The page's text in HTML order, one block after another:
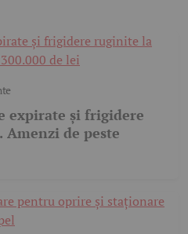
expirate și frigidere
de peste